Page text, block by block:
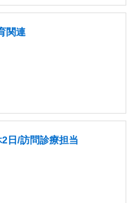
関連
日/訪問診療担当